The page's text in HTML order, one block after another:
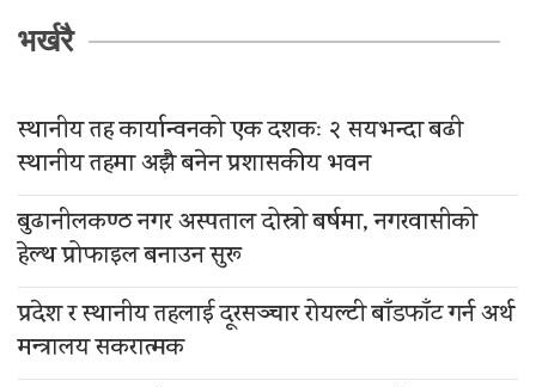
भर्खरै
स्थानीय तह कार्यान्वनको एक दशकः २ सयभन्दा बढी
स्थानीय तहमा अझै बनेन प्रशासकीय भवन
बुढानीलकण्ठ नगर अस्पताल दोस्रो बर्षमा, नगरवासीको
हेल्थ प्रोफाइल बनाउन सुरू
प्रदेश र स्थानीय तहलाई दूरसञ्चार रोयल्टी बाँडफाँट गर्न अर्थ
मन्त्रालय सकरात्मक